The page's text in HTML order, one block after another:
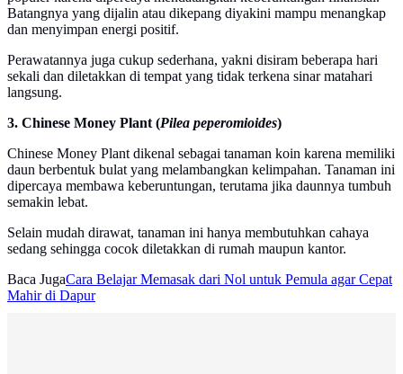
Batangnya yang dijalin atau dikepang diyakini mampu menangkap
dan menyimpan energi positif.
Perawatannya juga cukup sederhana, yakni disiram beberapa hari
sekali dan diletakkan di tempat yang tidak terkena sinar matahari
langsung.
3. Chinese Money Plant (Pilea peperomioides)
Chinese Money Plant dikenal sebagai tanaman koin karena memiliki
daun berbentuk bulat yang melambangkan kelimpahan. Tanaman ini
dipercaya membawa keberuntungan, terutama jika daunnya tumbuh
semakin lebat.
Selain mudah dirawat, tanaman ini hanya membutuhkan cahaya
sedang sehingga cocok diletakkan di rumah maupun kantor.
Baca JugaCara Belajar Memasak dari Nol untuk Pemula agar Cepat
Mahir di Dapur